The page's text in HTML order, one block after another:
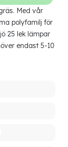
Med vår
polyfamilj för
25 lek lämpar
endast 5-10